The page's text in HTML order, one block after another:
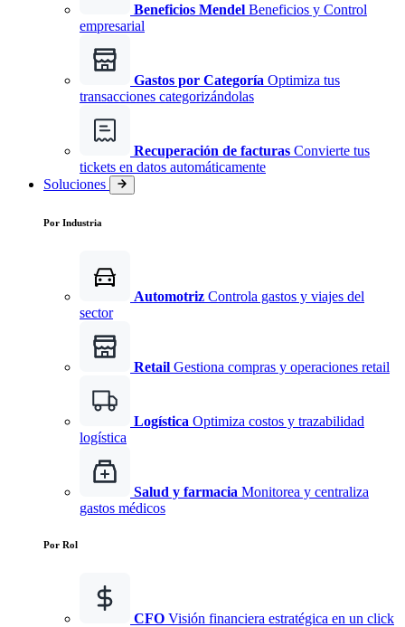
Beneficios Mendel Beneficios y Control
empresarial
Gastos por Categoría Optimiza tus
transacciones categorizándolas
Recuperación de facturas Convierte tus
tickets en datos automáticamente
Soluciones
Por Industria
Automotriz Controla gastos y viajes del
sector
Retail Gestiona compras y operaciones retail
Logística Optimiza costos y trazabilidad
logística
Salud y farmacia Monitorea y centraliza
gastos médicos
Por Rol
CFO Visión financiera estratégica en un click